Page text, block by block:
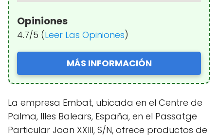
Opiniones
4.7/5 (Leer Las Opiniones)
MÁS INFORMACIÓN
La empresa Embat, ubicada en el Centre de
Palma, Illes Balears, España, en el Passatge
Particular Joan XXIII, S/N, ofrece productos de